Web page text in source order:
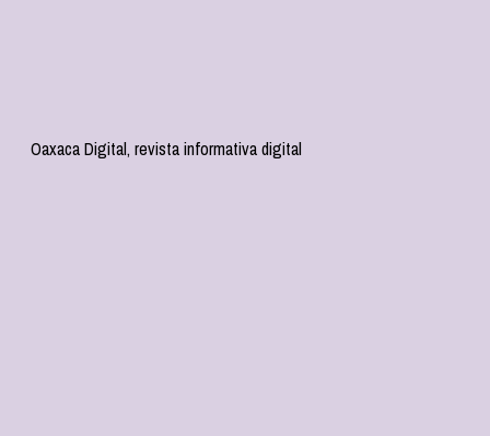
Oaxaca Digital, revista informativa digital